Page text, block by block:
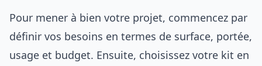
Pour mener à bien votre projet, commencez par
définir vos besoins en termes de surface, portée,
usage et budget. Ensuite, choisissez votre kit en